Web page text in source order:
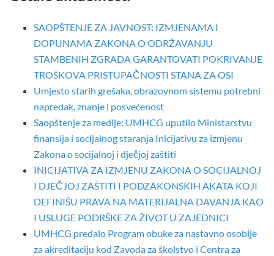
SAOPŠTENJE ZA JAVNOST: IZMJENAMA I
DOPUNAMA ZAKONA O ODRŽAVANJU
STAMBENIH ZGRADA GARANTOVATI POKRIVANJE
TROŠKOVA PRISTUPAČNOSTI STANA ZA OSI
Umjesto starih grešaka, obrazovnom sistemu potrebni
napredak, znanje i posvećenost
Saopštenje za medije: UMHCG uputilo Ministarstvu
finansija i socijalnog staranja Inicijativu za izmjenu
Zakona o socijalnoj i dječjoj zaštiti
INICIJATIVA ZA IZMJENU ZAKONA O SOCIJALNOJ
I DJEČJOJ ZAŠTITI I PODZAKONSKIH AKATA KOJI
DEFINIŠU PRAVA NA MATERIJALNA DAVANJA KAO
I USLUGE PODRŠKE ZA ŽIVOT U ZAJEDNICI
UMHCG predalo Program obuke za nastavno osoblje
za akreditaciju kod Zavoda za školstvo i Centra za